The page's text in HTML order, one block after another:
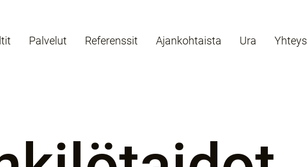
Palvelut Referenssit Ajankohtaista Ura Yhteys